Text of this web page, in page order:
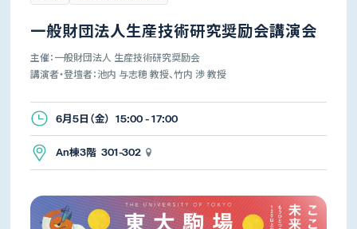
一般財団法人生産技術研究奨励会講演会
主催：一般財団法人 生産技術研究奨励会
講演者・登壇者：池内 与志穂 教授、竹内 渉 教授
6月5日（金） 15:00 - 17:00
An棟3階 301-302